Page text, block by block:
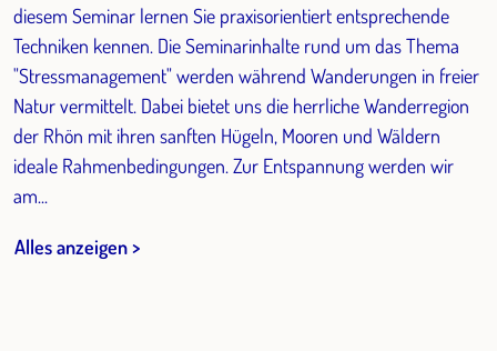
diesem Seminar lernen Sie praxisorientiert entsprechende
Techniken kennen. Die Seminarinhalte rund um das Thema
"Stressmanagement" werden während Wanderungen in freier
Natur vermittelt. Dabei bietet uns die herrliche Wanderregion
der Rhön mit ihren sanften Hügeln, Mooren und Wäldern
ideale Rahmenbedingungen. Zur Entspannung werden wir
am...
Alles anzeigen >